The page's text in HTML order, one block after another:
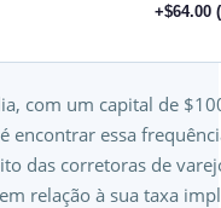
+$64.00
com um capital de
encontrar essa
das corretoras de
relação à sua taxa